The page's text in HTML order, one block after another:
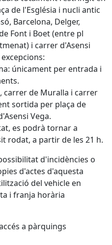
de l'Església i nucli antic
Barcelona, Delger,
Font i Boet (entre pl
i carrer d'Asensi
únicament per entrada i
carrer de Muralla i carrer
sortida per plaça de
Vega.
es podrà tornar a
rodat, a partir de les 21 h.
d'incidències o
d'actes d'aquesta
del vehicle en
i franja horària
a pàrquings